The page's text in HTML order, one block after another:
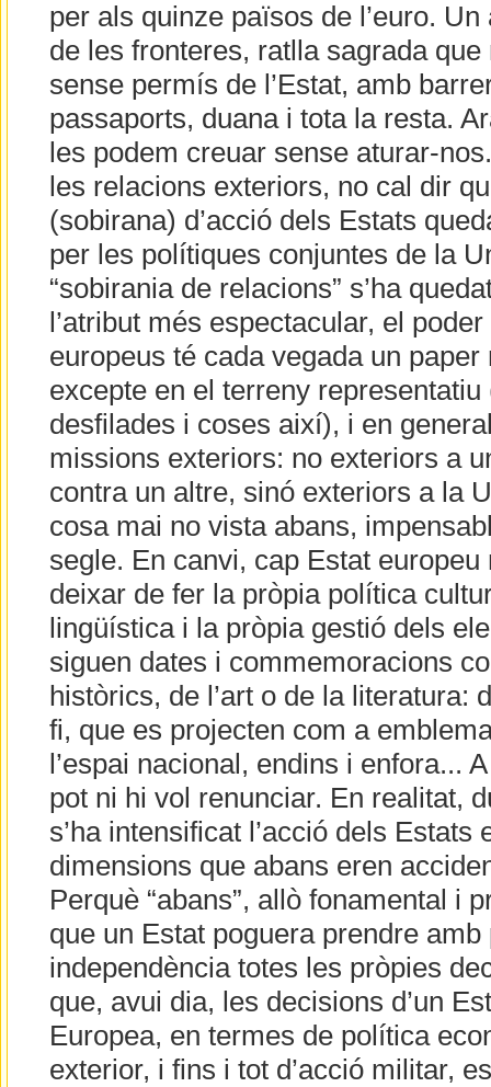
per als quinze països de l’euro.
de les fronteres, ratlla sagrada
sense permís de l’Estat, amb
passaports, duana i tota la resta.
les podem creuar sense aturar-
les relacions exteriors, no cal dir
(sobirana) d’acció dels Estats
per les polítiques conjuntes de la
“sobirania de relacions” s’ha
l’atribut més espectacular, el
europeus té cada vegada un
excepte en el terreny
desfilades i coses així), i en
missions exteriors: no exteriors a
contra un altre, sinó exteriors a la
cosa mai no vista abans,
segle. En canvi, cap Estat europeu
deixar de fer la pròpia política
lingüística i la pròpia gestió dels
siguen dates i commemoracions
històrics, de l’art o de la literatura:
fi, que es projecten com a
l’espai nacional, endins i enfora...
pot ni hi vol renunciar. En realitat,
s’ha intensificat l’acció dels Estats
dimensions que abans eren
Perquè “abans”, allò fonamental i
que un Estat poguera prendre amb
independència totes les pròpies
que, avui dia, les decisions d’un
Europea, en termes de política
exterior, i fins i tot d’acció militar,